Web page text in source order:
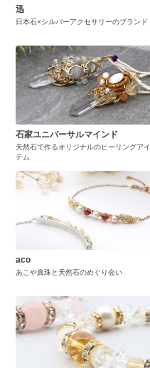
迅
日本石×シルバーアクセサリーのブランド
石家ユニバーサルマインド
天然石で作るオリジナルのヒーリングアイ
テム
aco
あこや真珠と天然石のめぐり会い